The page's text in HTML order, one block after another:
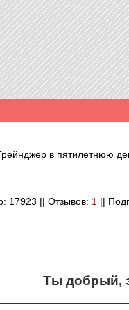
в пятилетнюю
17923 || Отзывов: 1 ||
Ты добрый,